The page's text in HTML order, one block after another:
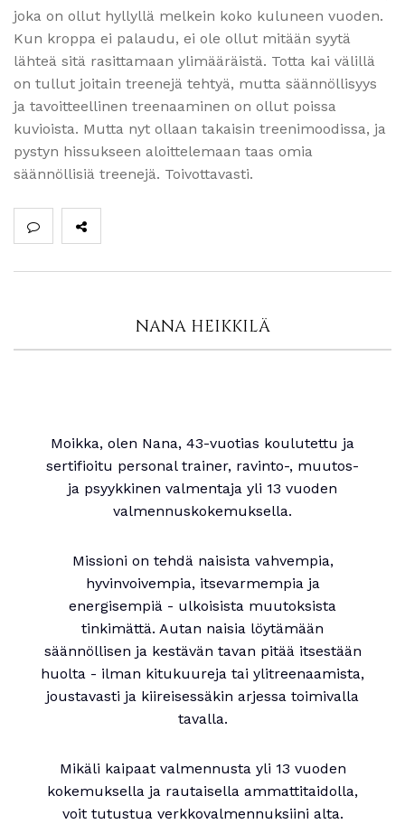
joka on ollut hyllyllä melkein koko kuluneen vuoden.
Kun kroppa ei palaudu, ei ole ollut mitään syytä
lähteä sitä rasittamaan ylimääräistä. Totta kai välillä
on tullut joitain treenejä tehtyä, mutta säännöllisyys
ja tavoitteellinen treenaaminen on ollut poissa
kuvioista. Mutta nyt ollaan takaisin treenimoodissa, ja
pystyn hissukseen aloittelemaan taas omia
säännöllisiä treenejä. Toivottavasti.
NANA HEIKKILÄ
Moikka, olen Nana, 43-vuotias koulutettu ja
sertifioitu personal trainer, ravinto-, muutos-
ja psyykkinen valmentaja yli 13 vuoden
valmennuskokemuksella.
Missioni on tehdä naisista vahvempia,
hyvinvoivempia, itsevarmempia ja
energisempiä - ulkoisista muutoksista
tinkimättä. Autan naisia löytämään
säännöllisen ja kestävän tavan pitää itsestään
huolta - ilman kitukuureja tai ylitreenaamista,
joustavasti ja kiireisessäkin arjessa toimivalla
tavalla.
Mikäli kaipaat valmennusta yli 13 vuoden
kokemuksella ja rautaisella ammattitaidolla,
voit tutustua verkkovalmennuksiini alta.